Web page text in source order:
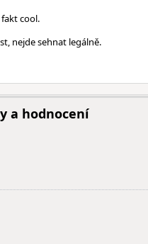
cool.
nejde sehnat legálně.
a hodnocení